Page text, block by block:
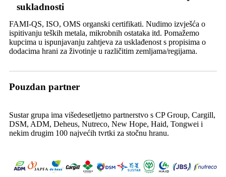
sukladnosti
FAMI-QS, ISO, OMS organski certifikati. Nudimo izvješća o
ispitivanju teških metala, mikrobnih ostataka itd. Pomažemo
kupcima u ispunjavanju zahtjeva za usklađenost s propisima o
dodacima hrani za životinje u različitim zemljama/regijama.
Pouzdan partner
Sustar grupa ima višedesetljetno partnerstvo s CP Group, Cargill,
DSM, ADM, Deheus, Nutreco, New Hope, Haid, Tongwei i
nekim drugim 100 najvećih tvrtki za stočnu hranu.